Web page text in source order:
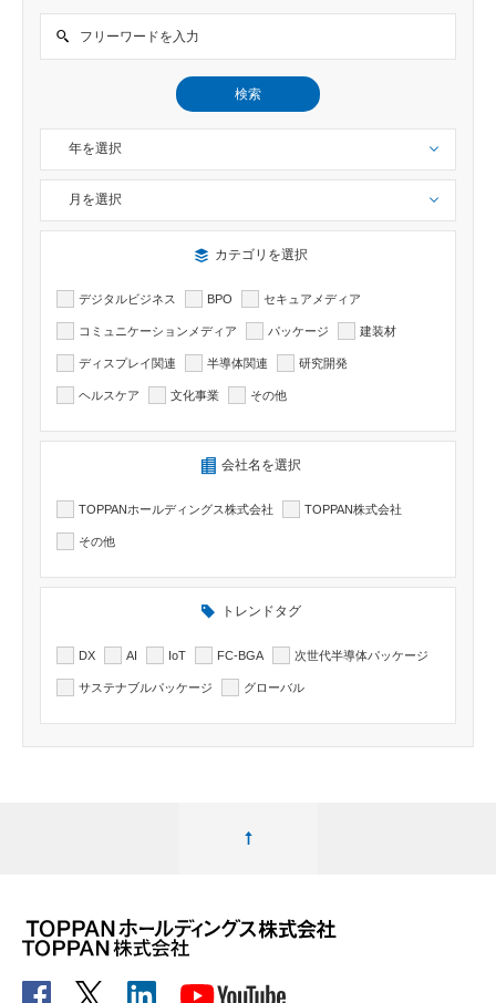
検索
年を選択
月を選択
検索したい記事のカテゴリーを選択出来ます
カテゴリを選択
デジタルビジネス BPO セキュアメディア
コミュニケーションメディア パッケージ 建装材
ディスプレイ関連 半導体関連 研究開発
ヘルスケア 文化事業 その他
検索したい記事の会社名を選択出来ます
会社名を選択
TOPPANホールディングス株式会社 TOPPAN株式会社
その他
トレンドタグ
DX AI IoT FC-BGA 次世代半導体パッケージ
サステナブルパッケージ グローバル